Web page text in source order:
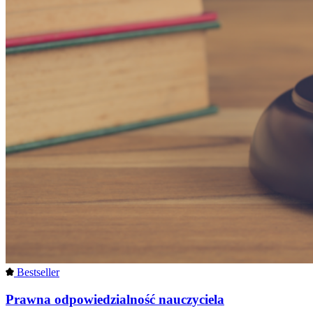
Bestseller
Prawna odpowiedzialność nauczyciela